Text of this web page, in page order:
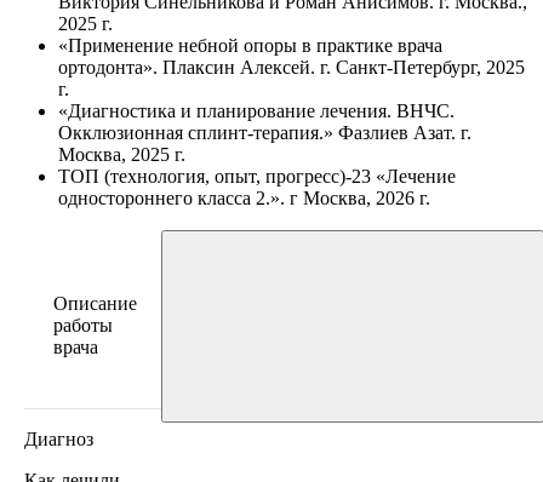
2025 г.
«Применение небной опоры в практике врача
ортодонта». Плаксин Алексей. г. Санкт-Петербург, 2025
г.
«Диагностика и планирование лечения. ВНЧС.
Окклюзионная сплинт-терапия.» Фазлиев Азат. г.
Москва, 2025 г.
ТОП (технология, опыт, прогресс)-23 «Лечение
одностороннего класса 2.». г Москва, 2026 г.
Описание
работы
врача
Диагноз